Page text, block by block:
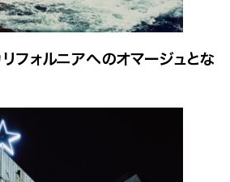
フォルニアへのオマージュとな